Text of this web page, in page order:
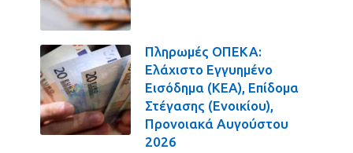
Πληρωμές ΟΠΕΚΑ:
Ελάχιστο Εγγυημένο
Εισόδημα (ΚΕΑ), Επίδομα
Στέγασης (Ενοικίου),
Προνοιακά Αυγούστου
2026